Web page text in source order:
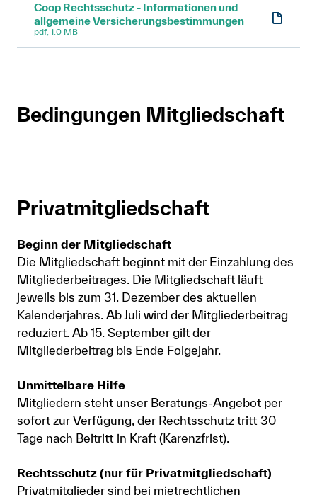
Kontakt
Shop
Coop Rechtsschutz - Informationen und
allgemeine Versicherungsbestimmungen
pdf, 1.0 MB
Bedingungen Mitgliedschaft
Privatmitgliedschaft
Beginn der Mitgliedschaft
Die Mitgliedschaft beginnt mit der Einzahlung des
Mitgliederbeitrages. Die Mitgliedschaft läuft
jeweils bis zum 31. Dezember des aktuellen
Kalenderjahres. Ab Juli wird der Mitgliederbeitrag
reduziert. Ab 15. September gilt der
Mitgliederbeitrag bis Ende Folgejahr.
Unmittelbare Hilfe
Mitgliedern steht unser Beratungs-Angebot per
sofort zur Verfügung, der Rechtsschutz tritt 30
Tage nach Beitritt in Kraft (Karenzfrist).
Rechtsschutz (nur für Privatmitgliedschaft)
Privatmitglieder sind bei mietrechtlichen